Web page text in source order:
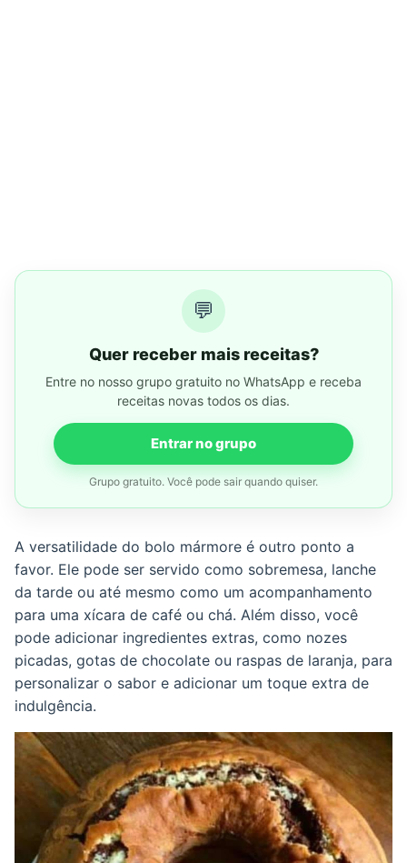
💬
Quer receber mais receitas?
Entre no nosso grupo gratuito no WhatsApp e receba
receitas novas todos os dias.
Entrar no grupo
Grupo gratuito. Você pode sair quando quiser.
A versatilidade do bolo mármore é outro ponto a
favor. Ele pode ser servido como sobremesa, lanche
da tarde ou até mesmo como um acompanhamento
para uma xícara de café ou chá. Além disso, você
pode adicionar ingredientes extras, como nozes
picadas, gotas de chocolate ou raspas de laranja, para
personalizar o sabor e adicionar um toque extra de
indulgência.